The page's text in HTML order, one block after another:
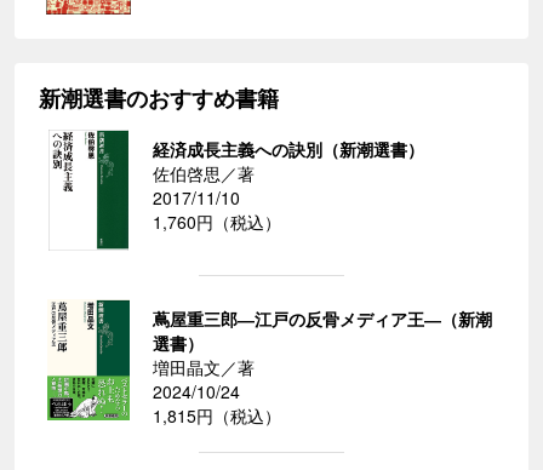
新潮選書のおすすめ書籍
経済成長主義への訣別（新潮選書）
佐伯啓思／著
2017/11/10
1,760円（税込）
蔦屋重三郎―江戸の反骨メディア王―（新潮
選書）
増田晶文／著
2024/10/24
1,815円（税込）